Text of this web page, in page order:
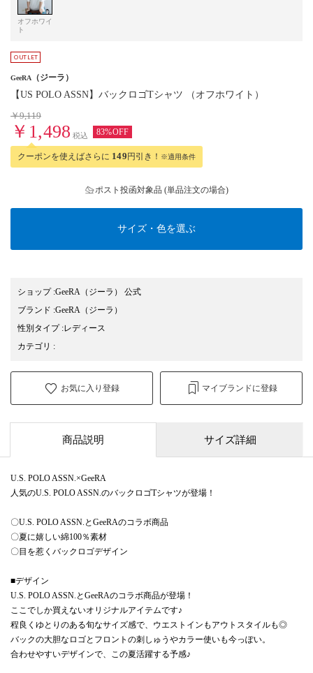
オフホワイ
ト
GeeRA （ジーラ）
【US POLO ASSN】バックロゴTシャツ （オフホワイト）
￥9,119
￥1,498 税込 83%OFF
クーポンを使えばさらに 149円引き！ ※適用条件
ポスト投函対象品 (単品注文の場合)
サイズ・色を選ぶ
ショップ:GeeRA（ジーラ） 公式
ブランド :GeeRA （ジーラ）
性別タイプ:レディース
カテゴリ :
お気に入り登録 マイブランドに登録
商品説明 サイズ詳細
U.S. POLO ASSN.×GeeRA
人気のU.S. POLO ASSN.のバックロゴTシャツが登場！
〇U.S. POLO ASSN.とGeeRAのコラボ商品
〇夏に嬉しい綿100％素材
〇目を惹くバックロゴデザイン
■デザイン
U.S. POLO ASSN.とGeeRAのコラボ商品が登場！
ここでしか買えないオリジナルアイテムです♪
程良くゆとりのある旬なサイズ感で、ウエストインもアウトスタイルも◎
バックの大胆なロゴとフロントの刺しゅうやカラー使いも今っぽい。
合わせやすいデザインで、この夏活躍する予感♪